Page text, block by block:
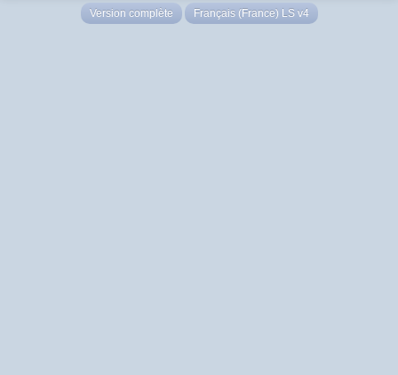
Version complète Français (France) LS v4